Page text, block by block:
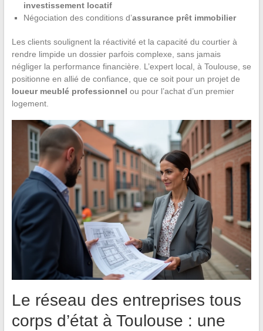
investissement locatif
Négociation des conditions d’assurance prêt immobilier
Les clients soulignent la réactivité et la capacité du courtier à
rendre limpide un dossier parfois complexe, sans jamais
négliger la performance financière. L’expert local, à Toulouse, se
positionne en allié de confiance, que ce soit pour un projet de
loueur meublé professionnel ou pour l’achat d’un premier
logement.
Le réseau des entreprises tous
corps d’état à Toulouse : une